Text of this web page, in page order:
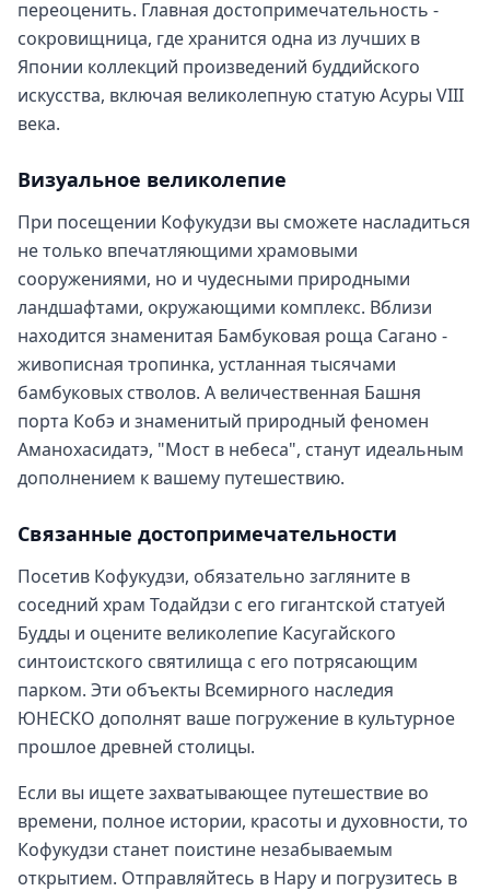
переоценить. Главная достопримечательность -
сокровищница, где хранится одна из лучших в
Японии коллекций произведений буддийского
искусства, включая великолепную статую Асуры VIII
века.
Визуальное великолепие
При посещении Кофукудзи вы сможете насладиться
не только впечатляющими храмовыми
сооружениями, но и чудесными природными
ландшафтами, окружающими комплекс. Вблизи
находится знаменитая Бамбуковая роща Сагано -
живописная тропинка, устланная тысячами
бамбуковых стволов. А величественная Башня
порта Кобэ и знаменитый природный феномен
Аманохасидатэ, "Мост в небеса", станут идеальным
дополнением к вашему путешествию.
Связанные достопримечательности
Посетив Кофукудзи, обязательно загляните в
соседний храм Тодайдзи с его гигантской статуей
Будды и оцените великолепие Касугайского
синтоистского святилища с его потрясающим
парком. Эти объекты Всемирного наследия
ЮНЕСКО дополнят ваше погружение в культурное
прошлое древней столицы.
Если вы ищете захватывающее путешествие во
времени, полное истории, красоты и духовности, то
Кофукудзи станет поистине незабываемым
открытием. Отправляйтесь в Нару и погрузитесь в